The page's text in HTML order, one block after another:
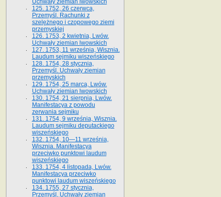
Uchwały ziemian lwowskich
125. 1752, 26 czerwca,
Przemyśl. Rachunki z
szelężnego i czopowego ziemi
przemyskiej
126. 1753, 2 kwietnia, Lwów.
Uchwały ziemian lwowskich
127. 1753, 11 września, Wisznia.
Laudum sejmiku wiszeńskiego
128. 1754, 28 stycznia,
Przemyśl. Uchwały ziemian
przemyskich
129. 1754, 25 marca, Lwów.
Uchwały ziemian lwowskich
130. 1754, 21 sierpnia, Lwów.
Manifestacya z powodu
zerwania sejmiku
131. 1754, 9 września, Wisznia.
Laudum sejmiku deputackiego
wiszeńskiego
132. 1754, 10—11 września,
Wisznia. Manifestacya
przeciwko punktowi laudum
wiszeńskiego
133. 1754, 4 listopada, Lwów.
Manifestacya przeciwko
punktowi laudum wiszeńskiego
134. 1755, 27 stycznia,
Przemyśl. Uchwały ziemian